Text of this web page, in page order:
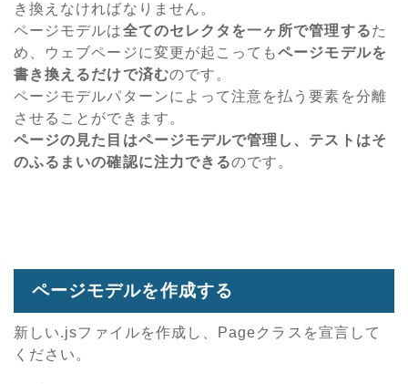
き換えなければなりません。
ページモデルは全てのセレクタを一ヶ所で管理するた
め、ウェブページに変更が起こってもページモデルを
書き換えるだけで済むのです。
ページモデルパターンによって注意を払う要素を分離
させることができます。
ページの見た目はページモデルで管理し、テストはそ
のふるまいの確認に注力できるのです。
ページモデルを作成する
新しい.jsファイルを作成し、Pageクラスを宣言して
ください。